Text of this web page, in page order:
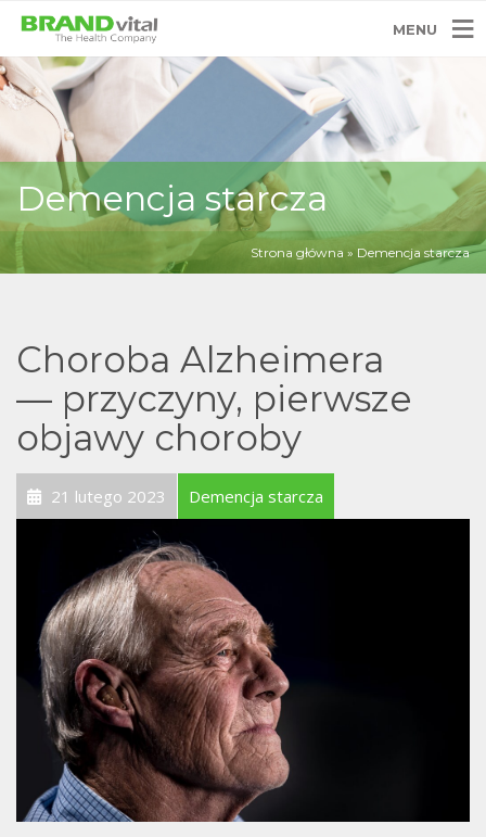
MENU
Demencja starcza
Strona główna » Demencja starcza
Choroba Alzheimera
— przyczyny, pierwsze
objawy choroby
21 lutego 2023 Demencja starcza